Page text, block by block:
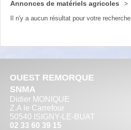
Annonces de matériels agricoles
Il n'y a aucun résultat pour votre recherche
OUEST REMORQUE
SNMA
Didier MONIQUE
Z.A le Carrefour
50540 ISIGNY-LE-BUAT
02 33 60 39 15